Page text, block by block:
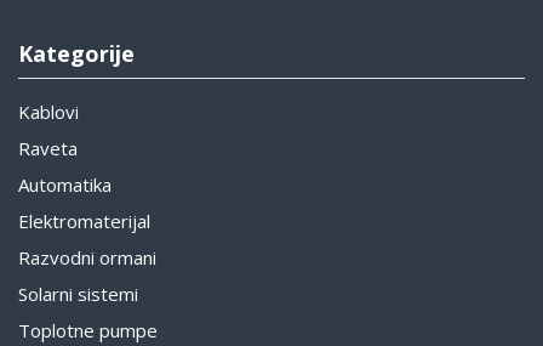
Kategorije
Kablovi
Raveta
Automatika
Elektromaterijal
Razvodni ormani
Solarni sistemi
Toplotne pumpe